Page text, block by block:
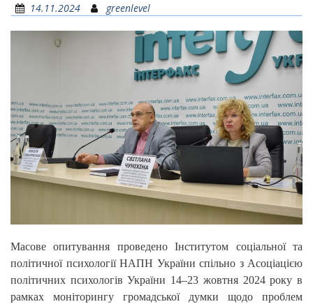
14.11.2024 greenlevel
Масове опитування проведено Інститутом соціальної та
політичної психології НАПН України спільно з Асоціацією
політичних психологів України 14–23 жовтня 2024 року в
рамках моніторингу громадської думки щодо проблем